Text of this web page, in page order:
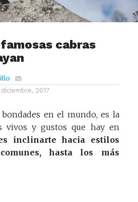
cabras
2017
en el mundo, es la
vivos y gustos que hay en
inclinarte hacia estilos
hasta los más